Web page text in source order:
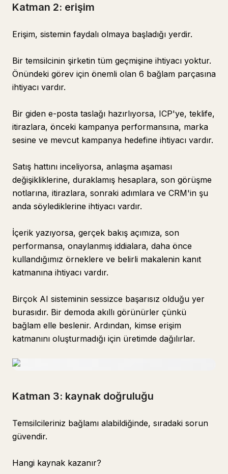
Katman 2: erişim
Erişim, sistemin faydalı olmaya başladığı yerdir.
Bir temsilcinin şirketin tüm geçmişine ihtiyacı yoktur.
Önündeki görev için önemli olan 6 bağlam parçasına
ihtiyacı vardır.
Bir giden e-posta taslağı hazırlıyorsa, ICP'ye, teklife,
itirazlara, önceki kampanya performansına, marka
sesine ve mevcut kampanya hedefine ihtiyacı vardır.
Satış hattını inceliyorsa, anlaşma aşaması
değişikliklerine, duraklamış hesaplara, son görüşme
notlarına, itirazlara, sonraki adımlara ve CRM'in şu
anda söylediklerine ihtiyacı vardır.
İçerik yazıyorsa, gerçek bakış açımıza, son
performansa, onaylanmış iddialara, daha önce
kullandığımız örneklere ve belirli makalenin kanıt
katmanına ihtiyacı vardır.
Birçok AI sisteminin sessizce başarısız olduğu yer
burasıdır. Bir demoda akıllı görünürler çünkü
bağlam elle beslenir. Ardından, kimse erişim
katmanını oluşturmadığı için üretimde dağılırlar.
Katman 3: kaynak doğruluğu
Temsilcileriniz bağlamı alabildiğinde, sıradaki sorun
güvendir.
Hangi kaynak kazanır?